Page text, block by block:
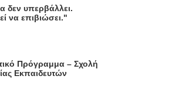
δεν υπερβάλλει.
να επιβιώσει."
Πρόγραμμα – Σχολή
Εκπαιδευτών